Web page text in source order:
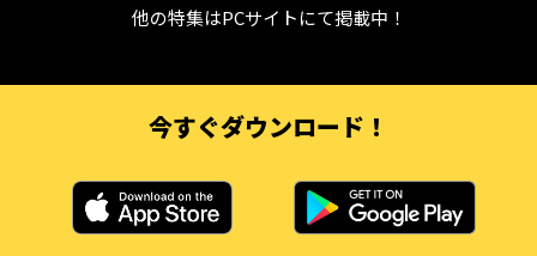
他の特集はPCサイトにて掲載中！
今すぐダウンロード！